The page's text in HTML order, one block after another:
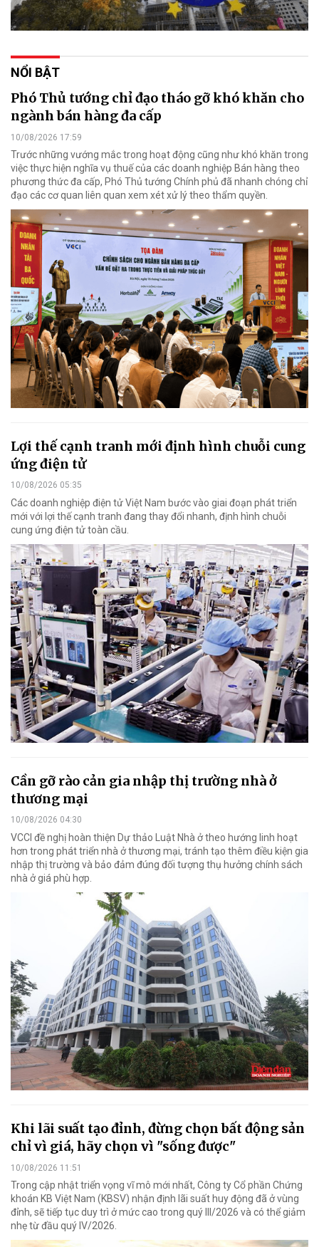
NỔI BẬT
Phó Thủ tướng chỉ đạo tháo gỡ khó khăn cho
ngành bán hàng đa cấp
10/08/2026 17:59
Trước những vướng mắc trong hoạt động cũng như khó khăn trong
việc thực hiện nghĩa vụ thuế của các doanh nghiệp Bán hàng theo
phương thức đa cấp, Phó Thủ tướng Chính phủ đã nhanh chóng chỉ
đạo các cơ quan liên quan xem xét xử lý theo thẩm quyền.
Lợi thế cạnh tranh mới định hình chuỗi cung
ứng điện tử
10/08/2026 05:35
Các doanh nghiệp điện tử Việt Nam bước vào giai đoạn phát triển
mới với lợi thế cạnh tranh đang thay đổi nhanh, định hình chuỗi
cung ứng điện tử toàn cầu.
Cần gỡ rào cản gia nhập thị trường nhà ở
thương mại
10/08/2026 04:30
VCCI đề nghị hoàn thiện Dự thảo Luật Nhà ở theo hướng linh hoạt
hơn trong phát triển nhà ở thương mại, tránh tạo thêm điều kiện gia
nhập thị trường và bảo đảm đúng đối tượng thụ hưởng chính sách
nhà ở giá phù hợp.
Khi lãi suất tạo đỉnh, đừng chọn bất động sản
chỉ vì giá, hãy chọn vì "sống được"
10/08/2026 11:51
Trong cập nhật triển vọng vĩ mô mới nhất, Công ty Cổ phần Chứng
khoán KB Việt Nam (KBSV) nhận định lãi suất huy động đã ở vùng
đỉnh, sẽ tiếp tục duy trì ở mức cao trong quý III/2026 và có thể giảm
nhẹ từ đầu quý IV/2026.